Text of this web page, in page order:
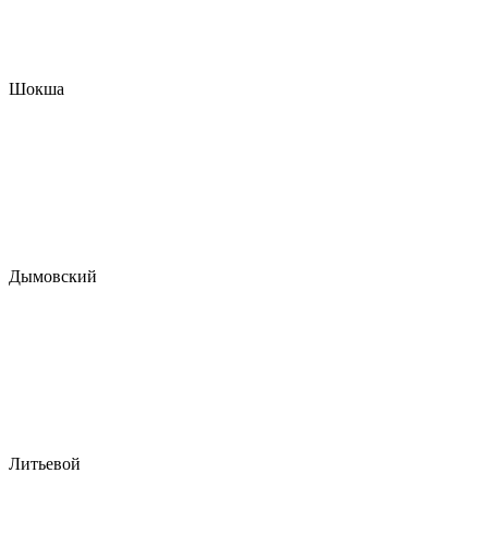
Шокша
Дымовский
Литьевой